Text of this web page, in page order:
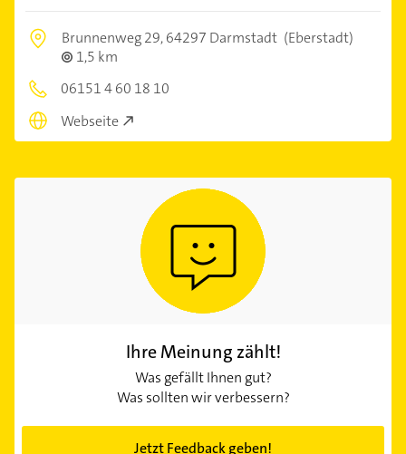
Brunnenweg 29,64297 Darmstadt (Eberstadt)
1,5 km
06151 4 60 18 10
Webseite
Ihre Meinung zählt!
Was gefällt Ihnen gut?
Was sollten wir verbessern?
Jetzt Feedback geben!